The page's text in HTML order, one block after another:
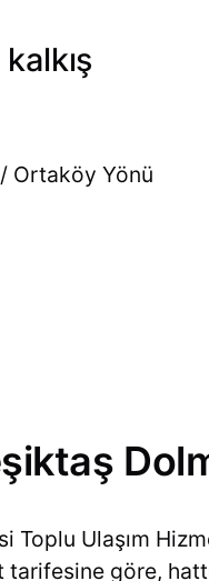
Ortaköy Yönü
Ulaşım
göre,